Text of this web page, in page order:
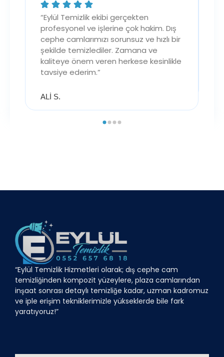
ALİ S.
“Eylül Temizlik ekibi gerçekten
profesyonel ve işlerine çok hakim. Dış
cephe camlarımızı sorunsuz ve hızlı bir
şekilde temizlediler. Zamana ve
kaliteye önem veren herkese kesinlikle
tavsiye ederim.”
“Eylül Temizlik Hizmetleri olarak; dış cephe cam
temizliğinden kompozit yüzeylere, plaza camlarından
inşaat sonrası detaylı temizliğe kadar, uzman kadromuz
ve iple erişim tekniklerimizle yükseklerde bile fark
yaratıyoruz!”